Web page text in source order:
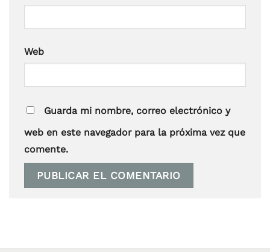
Web
Guarda mi nombre, correo electrónico y
web en este navegador para la próxima vez que
comente.